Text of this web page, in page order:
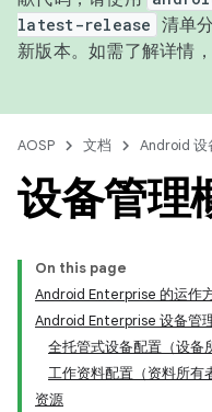
latest-release 清单
新版本。如需了解详情
AOSP 文档 Android 设
设备管理
On this page
Android Enterprise 的运作
Android Enterprise 设备管
全托管式设备配置（设备
工作资料配置（资料所有
资源